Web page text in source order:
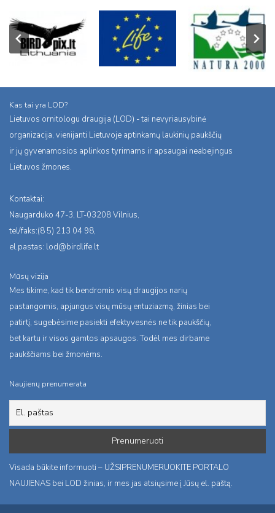
Kas tai yra LOD?
Lietuvos ornitologu draugija (LOD) - tai nevyriausybinė
organizacija, vienijanti Lietuvoje aptinkamų laukinių paukščių
ir jų gyvenamosios aplinkos tyrimams ir apsaugai neabejingus
Lietuvos žmones.
Kontaktai:
Naugarduko 47-3, LT-03208 Vilnius,
tel/faks:(8 5) 213 04 98,
el.pastas: lod@birdlife.lt
Mūsų vizija
Mes tikime, kad tik bendromis visų draugijos narių
pastangomis, apjungus visų mūsų entuziazmą, žinias bei
patirtį, sugebėsime pasiekti efektyvesnės ne tik paukščių,
bet kartu ir visos gamtos apsaugos. Todėl mes dirbame
paukščiams bei žmonėms.
Naujienų prenumerata
Visada būkite informuoti – UŽSIPRENUMERUOKITE PORTALO
NAUJIENAS bei LOD žinias, ir mes jas atsiųsime į Jūsų el. paštą.